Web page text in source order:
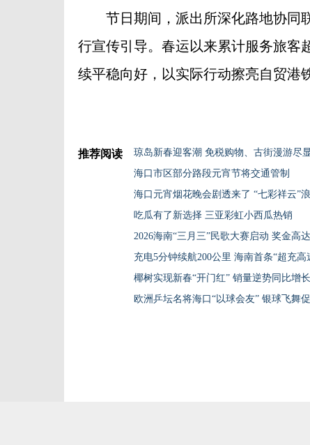
节日期间，派出所深化路地协同
行宣传引导。春运以来累计服务旅客
续平稳向好，以实际行动擦亮自贸港
推荐阅读
琼岛新春迎客潮 免税购物、古街漫游尽
海口市区部分路段元宵节将交通管制
海口元宵烟花晚会剧透来了 “七彩祥云”
吃瓜有了新选择 三亚彩虹小西瓜热销
2026海南“三月三”民歌大赛启动 奖金高
充电5分钟续航200公里 海南首条“超充高
椰树实现新春“开门红” 销量逆势同比增
欧洲乒坛名将海口“以球会友” 银球飞舞